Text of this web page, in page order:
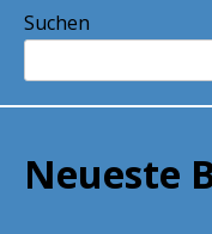
Suchen
Neueste